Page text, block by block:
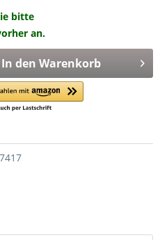
bitte
an.
In den Warenkorb